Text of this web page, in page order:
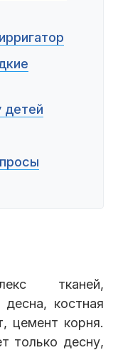
детей
тканей,
костная
цемент корня.
только десну,